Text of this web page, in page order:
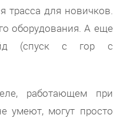
трасса для новичков.
оборудования. А еще
(спуск с гор с
работающем при
умеют, могут просто